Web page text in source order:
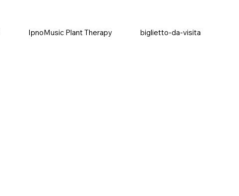
IpnoMusic Plant Therapy biglietto-da-visita